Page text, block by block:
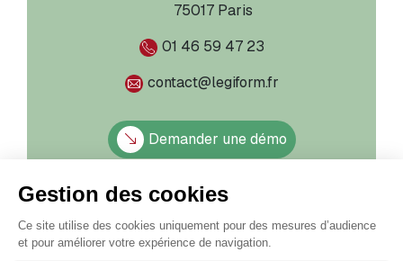
75017 Paris
01 46 59 47 23
contact@legiform.fr
Demander une démo
Informations légales
Mentions légales